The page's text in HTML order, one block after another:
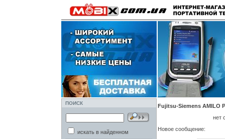
ПОИСК
искать в найденном
Fujitsu-Siemens AMILO
нет
Новое сообщение: